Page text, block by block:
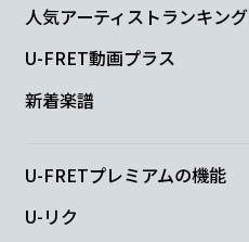
人気アーティストランキング
U-FRET動画プラス
新着楽譜
U-FRETプレミアムの機能
U-リク